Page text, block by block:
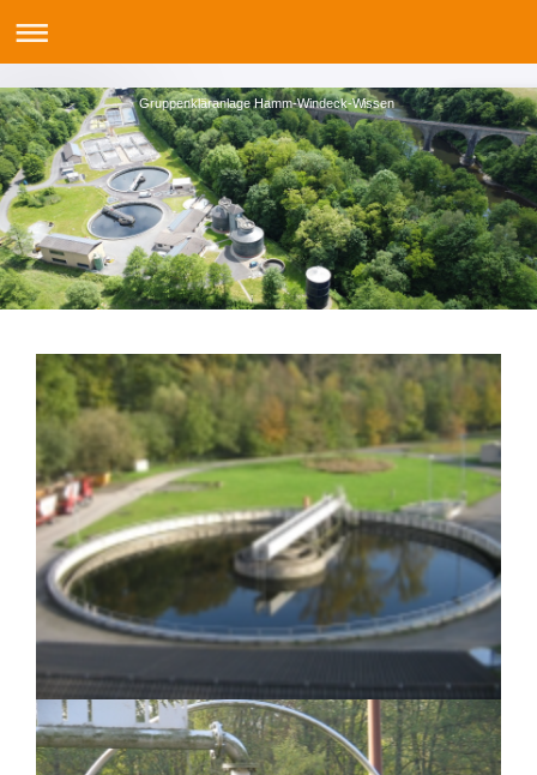
Gruppenkläranlage Hamm-Windeck-Wissen